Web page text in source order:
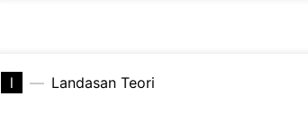
l Landasan Teori